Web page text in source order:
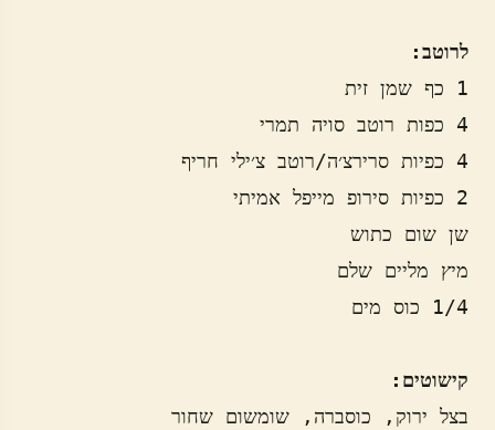
לרוטב:
קישוטים:
בצל ירוק, כוסברה, שומשום שחור